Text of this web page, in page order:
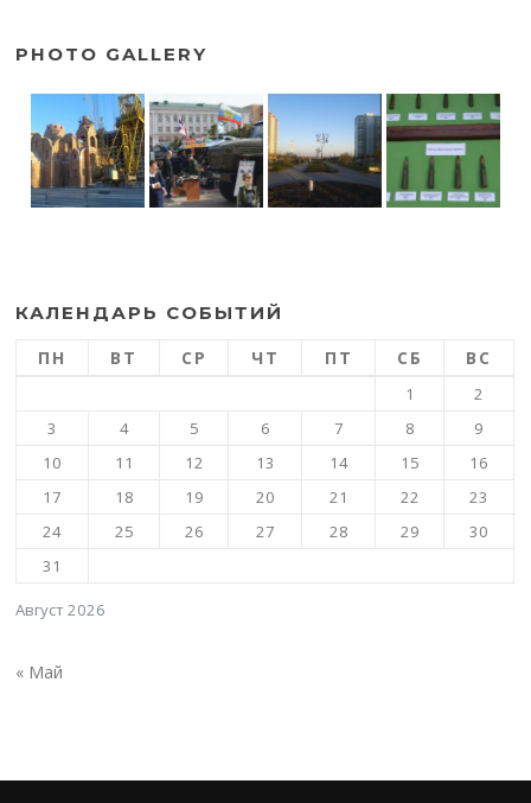
PHOTO GALLERY
КАЛЕНДАРЬ СОБЫТИЙ
Август 2026
ПН ВТ СР ЧТ ПТ СБ ВС
1
2
3
4 5 6 7 8
9
10
11 12 13 14 15
16
17
18 19 20 21 22
23
24
25 26 27 28 29
30
31
« Май